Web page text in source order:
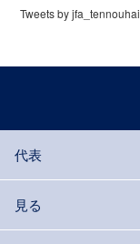
Tweets by jfa_tennouhai
代表
見る